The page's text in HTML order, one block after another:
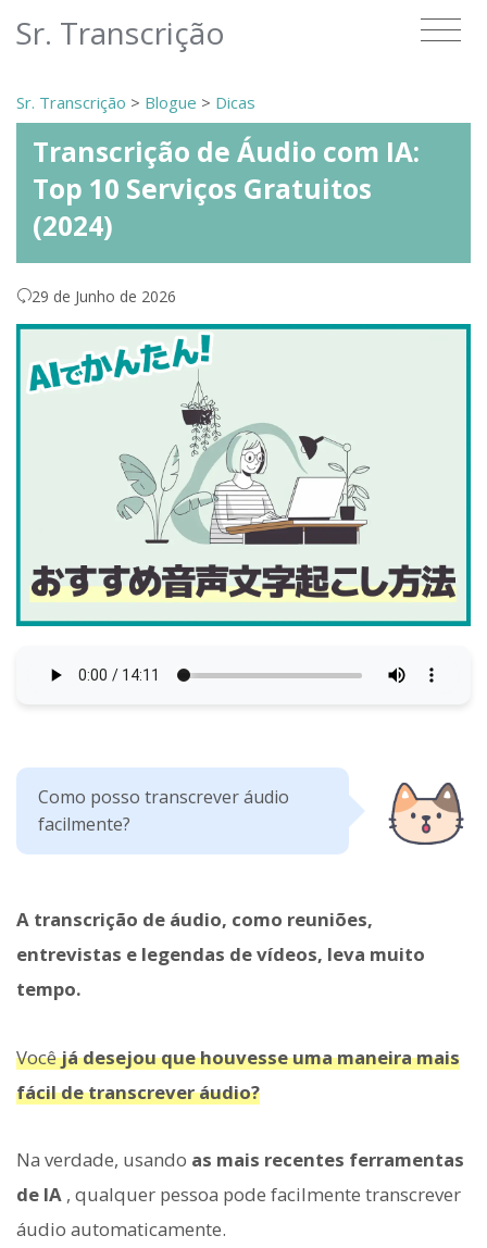
Sr. Transcrição
Sr. Transcrição > Blogue > Dicas
Transcrição de Áudio com IA:
Top 10 Serviços Gratuitos
(2024)
29 de Junho de 2026
Como posso transcrever áudio
facilmente?
A transcrição de áudio, como reuniões,
entrevistas e legendas de vídeos, leva muito
tempo.
Vocêjá desejou que houvesse uma maneira mais
fácil de transcrever áudio?
Na verdade, usando as mais recentes ferramentas
de IA , qualquer pessoa pode facilmente transcrever
áudio automaticamente.